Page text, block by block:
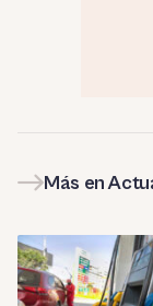
Más en